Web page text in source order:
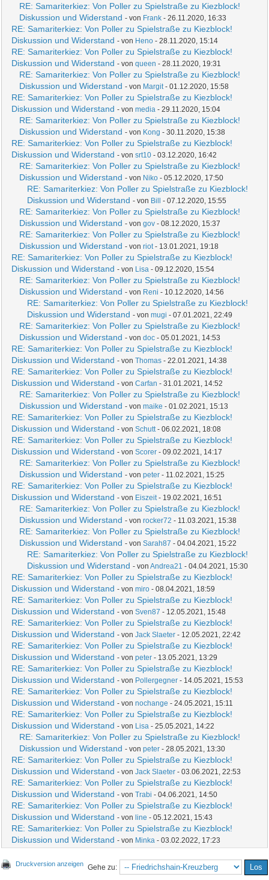
RE: Samariterkiez: Von Poller zu Spielstraße zu Kiezblock!
Diskussion und Widerstand - von Frank - 26.11.2020, 16:33
RE: Samariterkiez: Von Poller zu Spielstraße zu Kiezblock!
Diskussion und Widerstand - von Heno - 28.11.2020, 15:14
RE: Samariterkiez: Von Poller zu Spielstraße zu Kiezblock!
Diskussion und Widerstand - vonqueen - 28.11.2020, 19:31
RE: Samariterkiez: Von Poller zu Spielstraße zu Kiezblock!
Diskussion und Widerstand - von Margit- 01.12.2020, 15:58
RE: Samariterkiez: Von Poller zu Spielstraße zu Kiezblock!
Diskussion und Widerstand - vonmedia - 29.11.2020, 15:04
RE: Samariterkiez: Von Poller zu Spielstraße zu Kiezblock!
Diskussion und Widerstand - von Kong - 30.11.2020, 15:38
RE: Samariterkiez: Von Poller zu Spielstraße zu Kiezblock!
Diskussion und Widerstand - vonsrt10 - 03.12.2020, 16:42
RE: Samariterkiez: Von Poller zu Spielstraße zu Kiezblock!
Diskussion und Widerstand - von Niko - 05.12.2020, 17:50
RE: Samariterkiez: Von Poller zu Spielstraße zu Kiezblock!
Diskussion und Widerstand - von Bill - 07.12.2020, 15:55
RE: Samariterkiez: Von Poller zu Spielstraße zu Kiezblock!
Diskussion und Widerstand - vongov - 08.12.2020, 15:37
RE: Samariterkiez: Von Poller zu Spielstraße zu Kiezblock!
Diskussion und Widerstand - vonriot- 13.01.2021, 19:18
RE: Samariterkiez: Von Poller zu Spielstraße zu Kiezblock!
Diskussion und Widerstand - von Lisa - 09.12.2020, 15:54
RE: Samariterkiez: Von Poller zu Spielstraße zu Kiezblock!
Diskussion und Widerstand - von Reni - 10.12.2020, 14:56
RE: Samariterkiez: Von Poller zu Spielstraße zu Kiezblock!
Diskussion und Widerstand - vonmugi - 07.01.2021, 22:49
RE: Samariterkiez: Von Poller zu Spielstraße zu Kiezblock!
Diskussion und Widerstand - vondoc - 05.01.2021, 14:53
RE: Samariterkiez: Von Poller zu Spielstraße zu Kiezblock!
Diskussion und Widerstand - vonThomas - 22.01.2021, 14:38
RE: Samariterkiez: Von Poller zu Spielstraße zu Kiezblock!
Diskussion und Widerstand - vonCarfan - 31.01.2021, 14:52
RE: Samariterkiez: Von Poller zu Spielstraße zu Kiezblock!
Diskussion und Widerstand - vonmaike - 01.02.2021, 15:13
RE: Samariterkiez: Von Poller zu Spielstraße zu Kiezblock!
Diskussion und Widerstand - vonSchutt- 06.02.2021, 18:08
RE: Samariterkiez: Von Poller zu Spielstraße zu Kiezblock!
Diskussion und Widerstand - vonScorer - 09.02.2021, 14:17
RE: Samariterkiez: Von Poller zu Spielstraße zu Kiezblock!
Diskussion und Widerstand - vonpeter - 11.02.2021, 15:25
RE: Samariterkiez: Von Poller zu Spielstraße zu Kiezblock!
Diskussion und Widerstand - von Eiszeit- 19.02.2021, 16:51
RE: Samariterkiez: Von Poller zu Spielstraße zu Kiezblock!
Diskussion und Widerstand - vonrocker72 - 11.03.2021, 15:38
RE: Samariterkiez: Von Poller zu Spielstraße zu Kiezblock!
Diskussion und Widerstand - vonSarah87 - 04.04.2021, 15:22
RE: Samariterkiez: Von Poller zu Spielstraße zu Kiezblock!
Diskussion und Widerstand - vonAndrea21 - 04.04.2021, 15:30
RE: Samariterkiez: Von Poller zu Spielstraße zu Kiezblock!
Diskussion und Widerstand - vonmiro - 08.04.2021, 18:59
RE: Samariterkiez: Von Poller zu Spielstraße zu Kiezblock!
Diskussion und Widerstand - vonSven87 - 12.05.2021, 15:48
RE: Samariterkiez: Von Poller zu Spielstraße zu Kiezblock!
Diskussion und Widerstand - vonJack Slaeter - 12.05.2021, 22:42
RE: Samariterkiez: Von Poller zu Spielstraße zu Kiezblock!
Diskussion und Widerstand - vonpeter - 13.05.2021, 13:29
RE: Samariterkiez: Von Poller zu Spielstraße zu Kiezblock!
Diskussion und Widerstand - von Pollergegner - 14.05.2021, 15:53
RE: Samariterkiez: Von Poller zu Spielstraße zu Kiezblock!
Diskussion und Widerstand - vonnochange - 24.05.2021, 15:11
RE: Samariterkiez: Von Poller zu Spielstraße zu Kiezblock!
Diskussion und Widerstand - von Lisa - 25.05.2021, 14:22
RE: Samariterkiez: Von Poller zu Spielstraße zu Kiezblock!
Diskussion und Widerstand - vonpeter - 28.05.2021, 13:30
RE: Samariterkiez: Von Poller zu Spielstraße zu Kiezblock!
Diskussion und Widerstand - vonJack Slaeter - 03.06.2021, 22:53
RE: Samariterkiez: Von Poller zu Spielstraße zu Kiezblock!
Diskussion und Widerstand - vonTrabi - 04.06.2021, 14:50
RE: Samariterkiez: Von Poller zu Spielstraße zu Kiezblock!
Diskussion und Widerstand - von line - 05.12.2021, 15:43
RE: Samariterkiez: Von Poller zu Spielstraße zu Kiezblock!
Diskussion und Widerstand - von Minka - 03.02.2022, 17:23
Druckversion anzeigen Gehe zu: